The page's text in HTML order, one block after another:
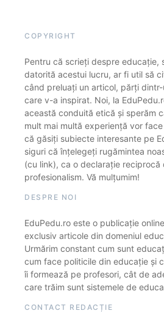
COPYRIGHT
Pentru că scrieți despre educație,
datorită acestui lucru, ar fi util să
când preluați un articol, părți
care v-a inspirat. Noi, la
această conduită etică și sperăm
mult mai multă experiență vor
că găsiți subiecte interesante pe
siguri că înțelegeți rugămintea
(cu link), ca o declarație reciprocă
profesionalism. Vă mulțumim!
DESPRE NOI
EduPedu.ro este o publicație
exclusiv articole din domeniul
Urmărim constant cum sunt
cum face politicile din educație și
îi formează pe profesori, cât de
care trăim sunt sistemele de
CONTACT REDACȚIE